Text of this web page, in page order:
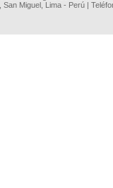
San Miguel, Lima - Perú |